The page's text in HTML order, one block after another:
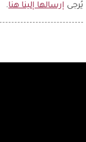
يُرجى إرسالها إلينا هنا.